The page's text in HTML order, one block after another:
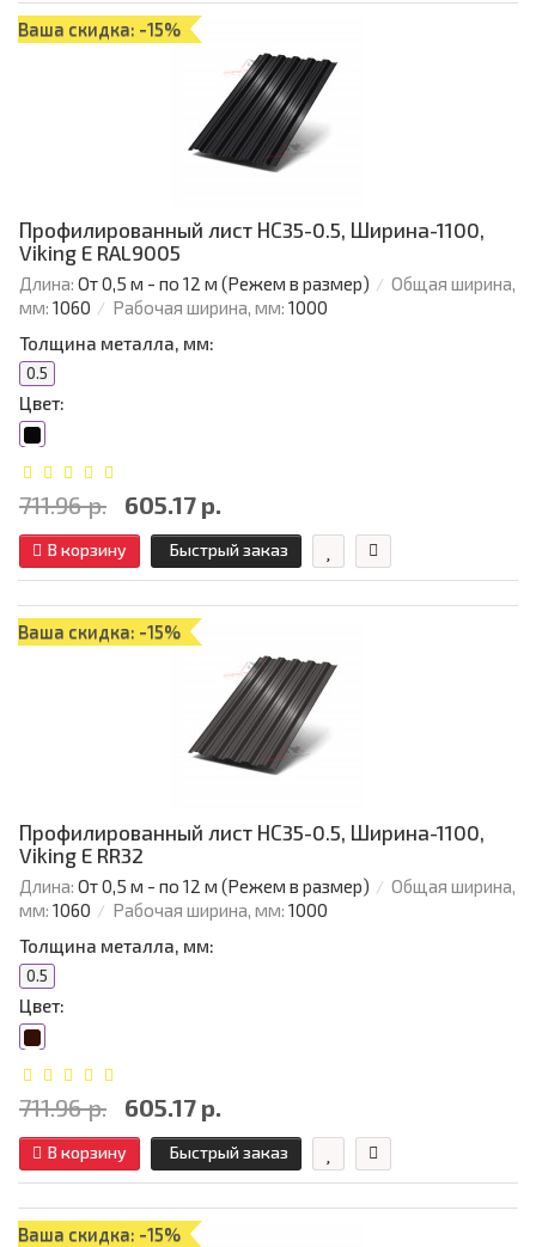
Ваша скидка: -15%
Профилированный лист НС35-0.5, Ширина-1100,
Viking E RAL9005
Длина: От 0,5 м - по 12 м (Режем в размер)
Общая ширина,
мм: 1060 Рабочая ширина, мм: 1000
Толщина металла, мм:
0.5
Цвет:
711.96 р. 605.17 р.
В корзину Быстрый заказ
Ваша скидка: -15%
Профилированный лист НС35-0.5, Ширина-1100,
Viking E RR32
Длина: От 0,5 м - по 12 м (Режем в размер)
Общая ширина,
мм: 1060 Рабочая ширина, мм: 1000
Толщина металла, мм:
0.5
Цвет:
711.96 р. 605.17 р.
В корзину Быстрый заказ
Ваша скидка: -15%